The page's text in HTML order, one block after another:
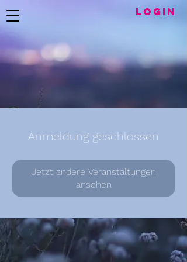
LogIN
Anmeldung geschlossen
Jetzt andere Veranstaltungen
ansehen